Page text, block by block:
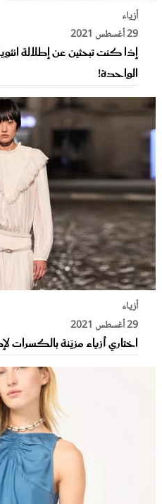
أزياء
29 أغسطس 2021
إذا كنت تبحثين عن إطلالة
الواحدة!
أزياء
29 أغسطس 2021
اختاري أزياء مزيّنة بالكسرات